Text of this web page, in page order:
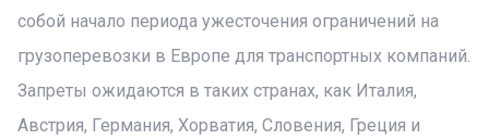
собой начало периода ужесточения ограничений на
грузоперевозки в Европе для транспортных компаний.
Запреты ожидаются в таких странах, как Италия,
Австрия, Германия, Хорватия, Словения, Греция и